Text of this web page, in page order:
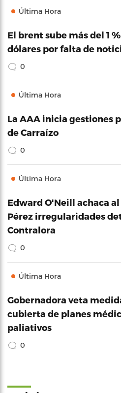
Última Hora
El brent sube más del 1
dólares por falta de
0
Última Hora
La AAA inicia gestiones
de Carraízo
0
Última Hora
Edward O'Neill achaca
Pérez irregularidades
Contralora
0
Última Hora
Gobernadora veta
cubierta de planes
paliativos
0